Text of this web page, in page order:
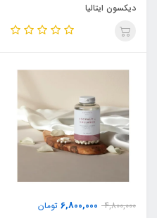
دیکسون ایتالیا
4,800,000
6,800,000 تومان